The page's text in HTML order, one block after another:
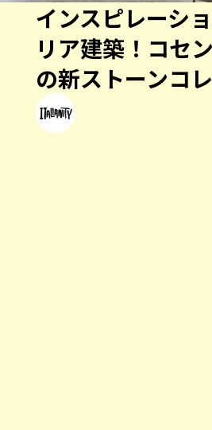
インスピレーシ
リア建築！コセ
の新ストーンコ